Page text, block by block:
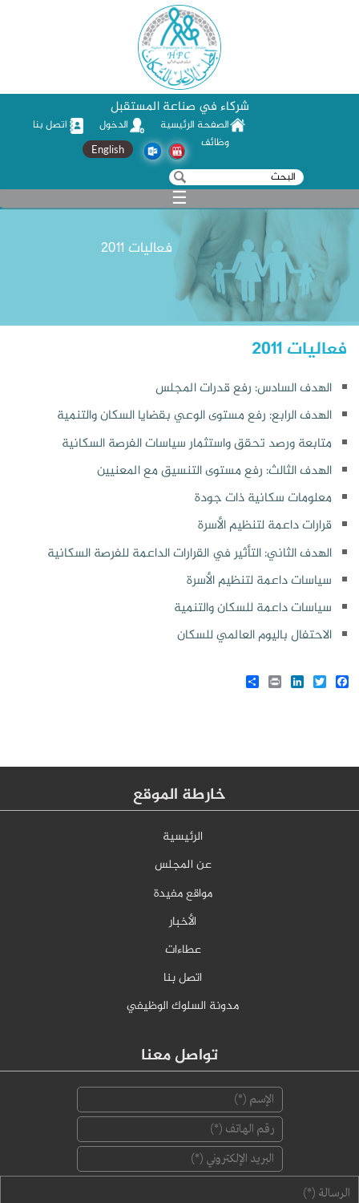
شركاء في صناعة المستقبل
الصفحة الرئيسية الدخول
اتصل بنا
وظائف
استمارة البحث
‏بحث ‏
English
☰
فعاليات 2011
فعاليات 2011
الهدف السادس: رفع قدرات المجلس
الهدف الرابع: رفع مستوى الوعي بقضايا السكان والتنمية
متابعة ورصد تحقق واستثمار سياسات الفرصة السكانية
الهدف الثالث: رفع مستوى التنسيق مع المعنيين
معلومات سكانية ذات جودة
قرارات داعمة لتنظيم الأسرة
الهدف الثاني: التأثير في القرارات الداعمة للفرصة السكانية
سياسات داعمة لتنظيم الأسرة
سياسات داعمة للسكان والتنمية
الاحتفال باليوم العالمي للسكان
Facebook
Twitter
LinkedIn
Print
خارطة الموقع
الرئيسية
عن المجلس
مواقع مفيدة
الأخبار
عطاءات
اتصل بنا
مدونة السلوك الوظيفي
تواصل معنا
‏البريد الإلكتروني ‏*